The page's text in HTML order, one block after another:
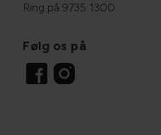
Ring på 9735 1300
Følg os på